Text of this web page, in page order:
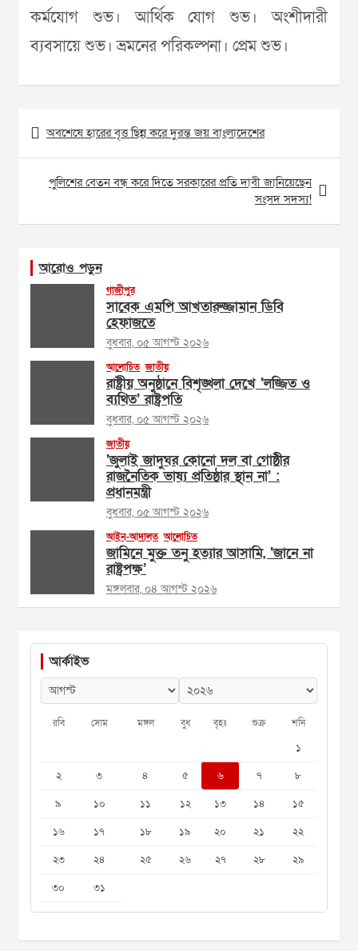
কর্মযোগ শুভ। আর্থিক যোগ শুভ। অংশীদারী
ব্যবসায়ে শুভ। ভ্রমনের পরিকল্পনা। প্রেম শুভ।
Post
navigation
অবশেষে হারের বৃত্ত ছিন্ন করে দুরন্ত জয় বাংলাদেশের
পুলিশের বেতন বন্ধ করে দিতে সরকারের প্রতি দাবী জানিয়েছেন
সংসদ সদস্য!
আরোও পড়ুন
গাজীপুর
সাবেক এমপি আখতারুজ্জামান ডিবি
হেফাজতে
বুধবার, ০৫ আগস্ট ২০২৬
আলোচিত জাতীয়
রাষ্ট্রীয় অনুষ্ঠানে বিশৃঙ্খলা দেখে ‘লজ্জিত ও
ব্যথিত’ রাষ্ট্রপতি
বুধবার, ০৫ আগস্ট ২০২৬
জাতীয়
‘জুলাই জাদুঘর কোনো দল বা গোষ্ঠীর
রাজনৈতিক ভাষ্য প্রতিষ্ঠার স্থান না’ :
প্রধানমন্ত্রী
বুধবার, ০৫ আগস্ট ২০২৬
আইন-আদালত আলোচিত
জামিনে মুক্ত তনু হত্যার আসামি, ‘জানে না
রাষ্ট্রপক্ষ’
মঙ্গলবার, ০৪ আগস্ট ২০২৬
আর্কাইভ
রবি সোম মঙ্গল বুধ বৃহঃ শুক্র শনি
১
২
৩ ৪ ৫ ৬ ৭
৮
৯
১০ ১১ ১২ ১৩ ১৪
১৫
১৬
১৭ ১৮ ১৯ ২০ ২১
২২
২৩
২৪ ২৫ ২৬ ২৭ ২৮
২৯
৩০
৩১